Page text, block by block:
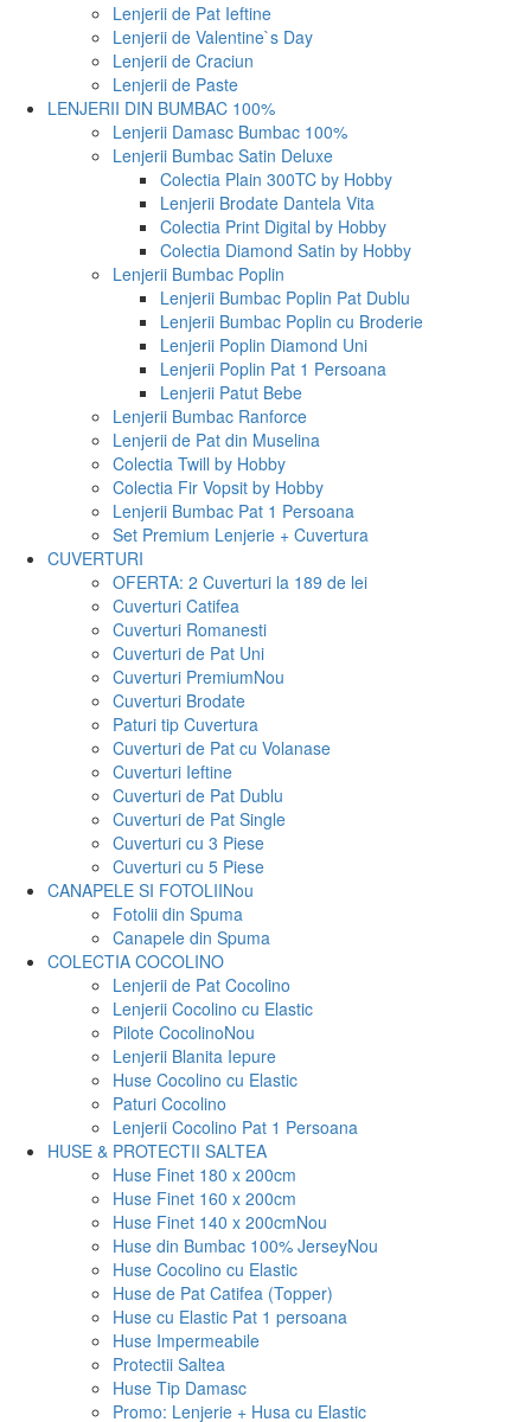
Lenjerii de Pat Ieftine
Lenjerii de Valentine`s Day
Lenjerii de Craciun
Lenjerii de Paste
LENJERII DIN BUMBAC 100%
Lenjerii Damasc Bumbac 100%
Lenjerii Bumbac Satin Deluxe
Colectia Plain 300TC by Hobby
Lenjerii Brodate Dantela Vita
Colectia Print Digital by Hobby
Colectia Diamond Satin by Hobby
Lenjerii Bumbac Poplin
Lenjerii Bumbac Poplin Pat Dublu
Lenjerii Bumbac Poplin cu Broderie
Lenjerii Poplin Diamond Uni
Lenjerii Poplin Pat 1 Persoana
Lenjerii Patut Bebe
Lenjerii Bumbac Ranforce
Lenjerii de Pat din Muselina
Colectia Twill by Hobby
Colectia Fir Vopsit by Hobby
Lenjerii Bumbac Pat 1 Persoana
Set Premium Lenjerie + Cuvertura
CUVERTURI
OFERTA: 2 Cuverturi la 189 de lei
Cuverturi Catifea
Cuverturi Romanesti
Cuverturi de Pat Uni
Cuverturi PremiumNou
Cuverturi Brodate
Paturi tip Cuvertura
Cuverturi de Pat cu Volanase
Cuverturi Ieftine
Cuverturi de Pat Dublu
Cuverturi de Pat Single
Cuverturi cu 3 Piese
Cuverturi cu 5 Piese
CANAPELE SI FOTOLIINou
Fotolii din Spuma
Canapele din Spuma
COLECTIA COCOLINO
Lenjerii de Pat Cocolino
Lenjerii Cocolino cu Elastic
Pilote CocolinoNou
Lenjerii Blanita Iepure
Huse Cocolino cu Elastic
Paturi Cocolino
Lenjerii Cocolino Pat 1 Persoana
HUSE & PROTECTII SALTEA
Huse Finet 180 x 200cm
Huse Finet 160 x 200cm
Huse Finet 140 x 200cmNou
Huse din Bumbac 100% JerseyNou
Huse Cocolino cu Elastic
Huse de Pat Catifea (Topper)
Huse cu Elastic Pat 1 persoana
Huse Impermeabile
Protectii Saltea
Huse Tip Damasc
Promo: Lenjerie + Husa cu Elastic